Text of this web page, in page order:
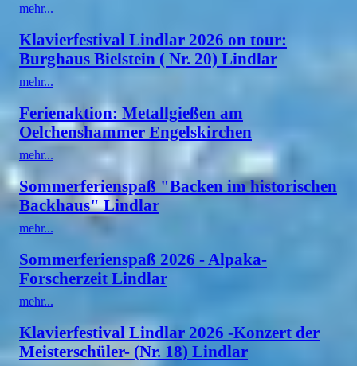
mehr...
Klavierfestival Lindlar 2026 on tour:
Burghaus Bielstein ( Nr. 20) Lindlar
mehr...
Ferienaktion: Metallgießen am
Oelchenshammer Engelskirchen
mehr...
Sommerferienspaß "Backen im historischen
Backhaus" Lindlar
mehr...
Sommerferienspaß 2026 - Alpaka-
Forscherzeit Lindlar
mehr...
Klavierfestival Lindlar 2026 -Konzert der
Meisterschüler- (Nr. 18) Lindlar